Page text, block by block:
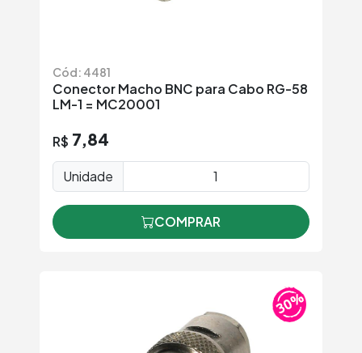
Cód: 4481
Conector Macho BNC para Cabo RG-58
LM-1 = MC20001
R$ 7,84
Unidade
COMPRAR